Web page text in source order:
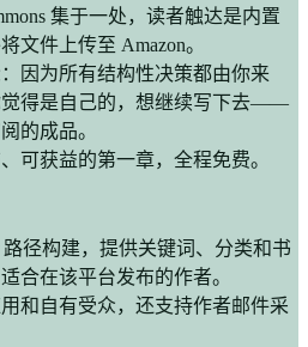
集于一处，读者触达是内置
文件上传至 Amazon。
因为所有结构性决策都由你来
觉得是自己的，想继续写下去——
的成品。
可获益的第一章，全程免费。
路径构建，提供关键词、分类和书
合在该平台发布的作者。
和自有受众，还支持作者邮件采